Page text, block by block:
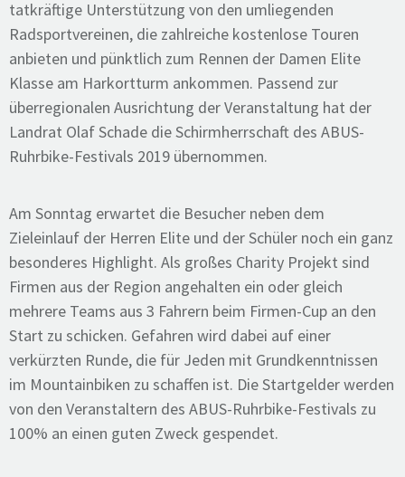
tatkräftige Unterstützung von den umliegenden
Radsportvereinen, die zahlreiche kostenlose Touren
anbieten und pünktlich zum Rennen der Damen Elite
Klasse am Harkortturm ankommen. Passend zur
überregionalen Ausrichtung der Veranstaltung hat der
Landrat Olaf Schade die Schirmherrschaft des ABUS-
Ruhrbike-Festivals 2019 übernommen.
Am Sonntag erwartet die Besucher neben dem
Zieleinlauf der Herren Elite und der Schüler noch ein ganz
besonderes Highlight. Als großes Charity Projekt sind
Firmen aus der Region angehalten ein oder gleich
mehrere Teams aus 3 Fahrern beim Firmen-Cup an den
Start zu schicken. Gefahren wird dabei auf einer
verkürzten Runde, die für Jeden mit Grundkenntnissen
im Mountainbiken zu schaffen ist. Die Startgelder werden
von den Veranstaltern des ABUS-Ruhrbike-Festivals zu
100% an einen guten Zweck gespendet.